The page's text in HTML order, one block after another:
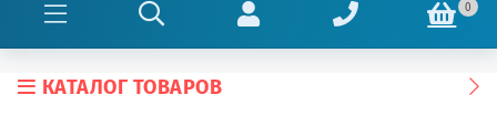
0
КАТАЛОГ ТОВАРОВ